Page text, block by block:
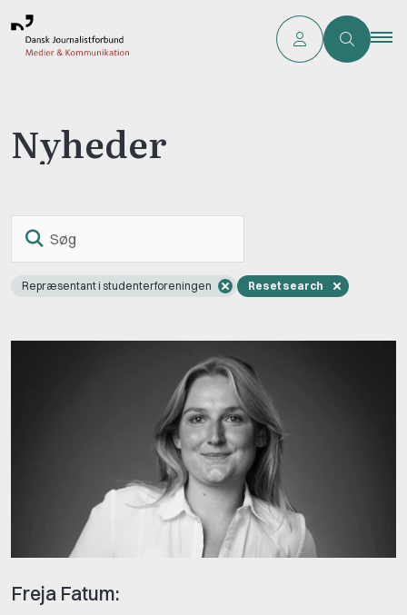
Nyheder
Repræsentant i studenterforeningen Reset search
Freja Fatum: